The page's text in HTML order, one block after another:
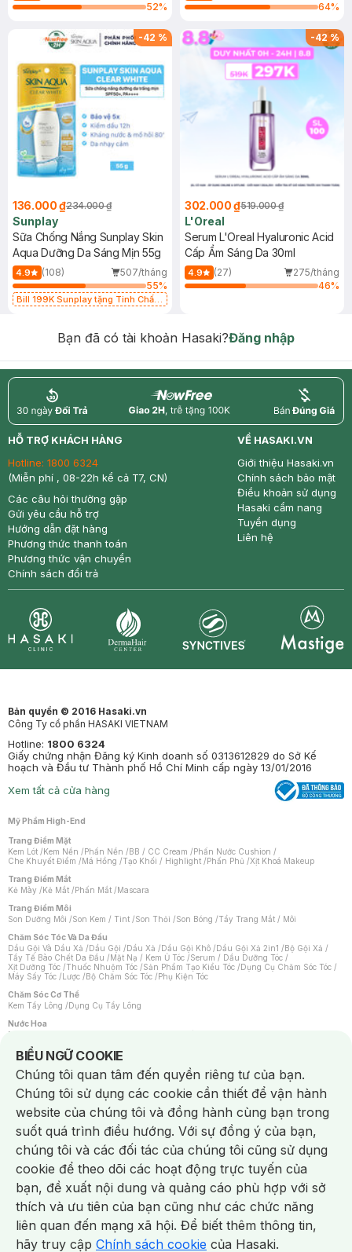
52%
64%
-42 %
136.000 ₫234.000 ₫
Sunplay
Sữa Chống Nắng Sunplay Skin
Aqua Dưỡng Da Sáng Mịn 55g
4.9 (108)
507/tháng
55%
Bill 199K Sunplay tặng Tinh Chất
-42%
302.000 ₫519.000 ₫
L'Oreal
Serum L'Oreal Hyaluronic Acid
Cấp Ẩm Sáng Da 30ml
4.9 (27)
275/tháng
46%
Bạn đã có tài khoản Hasaki?Đăng nhập
return nowfree price
HỖ TRỢ KHÁCH HÀNG
Hotline: 1800 6324
(Miễn phí , 08-22h kể cả T7, CN)
Các câu hỏi thường gặp
Gửi yêu cầu hỗ trợ
Hướng dẫn đặt hàng
Phương thức thanh toán
Phương thức vận chuyển
Chính sách đổi trả
VỀ HASAKI.VN
Giới thiệu Hasaki.vn
Chính sách bảo mật
Điều khoản sử dụng
Hasaki cẩm nang
Tuyển dụng
Liên hệ
Bản quyền © 2016 Hasaki.vn
Công Ty cổ phần HASAKI VIETNAM
Hotline: 1800 6324
Giấy chứng nhận Đăng ký Kinh doanh số 0313612829 do Sở Kế
hoạch và Đầu tư Thành phố Hồ Chí Minh cấp ngày 13/01/2016
Xem tất cả cửa hàng
Mỹ Phẩm High-End
Trang Điểm Mặt
Kem Lót /Kem Nền /Phấn Nền /BB / CC Cream /Phấn Nước Cushion /
Che Khuyết Điểm /Má Hồng /Tạo Khối / Highlight /Phấn Phủ /Xịt Khoá Makeup
Trang Điểm Mắt
Kẻ Mày /Kẻ Mắt /Phấn Mắt /Mascara
Trang Điểm Môi
Son Dưỡng Môi /Son Kem / Tint /Son Thỏi /Son Bóng /Tẩy Trang Mắt / Môi
Chăm Sóc Tóc Và Da Đầu
Dầu Gội Và Dầu Xả /Dầu Gội /Dầu Xả /Dầu Gội Khô /Dầu Gội Xả 2in1 /Bộ Gội Xả /
Tẩy Tế Bào Chết Da Đầu /Mặt Nạ / Kem Ủ Tóc /Serum / Dầu Dưỡng Tóc /
Xịt Dưỡng Tóc /Thuốc Nhuộm Tóc /Sản Phẩm Tạo Kiểu Tóc /Dụng Cụ Chăm Sóc Tóc /
Máy Sấy Tóc /Lược /Bộ Chăm Sóc Tóc /Phụ Kiện Tóc
Chăm Sóc Cơ Thể
Kem Tẩy Lông /Dụng Cụ Tẩy Lông
Nước Hoa
Nước Hoa Nữ
Chăm Sóc Cá Nhân
Chống Muỗi /Khẩu Trang /Máy Massage/Mặt Nạ Xông Hơi /Nước Rửa Tay/
Sản Phẩm Chăm Sóc Khác /Bàn Chải Đánh Răng /Bàn Chải Điện/
Hỗ Trợ Trắng Răng/Kem Đánh Răng /Máy Tăm Nước/ Nước Súc Miệng/
Tăm / Chỉ Nha Khoa/ Xịt Thơm Miệng / Dung Dịch Vệ Sinh/Dưỡng Vùng Kín/
Khăn Ướt Vệ Sinh Vùng Kín/Băng Vệ Sinh/Tampon/Bọt Cạo Râu /Dao Cạo Râu/
Máy Cạo Râu
Vấn Đề Về Da
Da Dầu / Lỗ Chân Lông To/ Da Khô / Mất Nước/ Da Lão Hóa/ Da Mụn/
Da Nhạy Cảm / Kích Ứng
Da Xỉn Màu Thâm / Nám / Tàn Nhang
Quầng Thâm & Bọng Mắt /Sẹo /Viêm Da Cơ Địa
Dụng Cụ / Phụ Kiện Chăm Sóc Da
Bông Tẩy Trang
Khăn Lau Mặt Khô Dụng Cụ / Máy Rửa Mặt Máy Chăm Sóc Da
Dụng Cụ Chăm Sóc Khác
BIỂU NGỮ COOKIE
Notice about cookies usage
Chúng tôi quan tâm đến quyền riêng tư của bạn.
Chúng tôi sử dụng các cookie cần thiết để vận hành
website của chúng tôi và đồng hành cùng bạn trong
suốt quá trình điều hướng. Với sự đồng ý của bạn,
chúng tôi và các đối tác của chúng tôi cũng sử dụng
cookie để theo dõi các hoạt động trực tuyến của
bạn, đề xuất nội dung và quảng cáo phù hợp với sở
thích và ưu tiên của bạn cũng như các chức năng
liên quan đến mạng xã hội. Để biết thêm thông tin,
hãy truy cập Chính sách cookie của Hasaki.